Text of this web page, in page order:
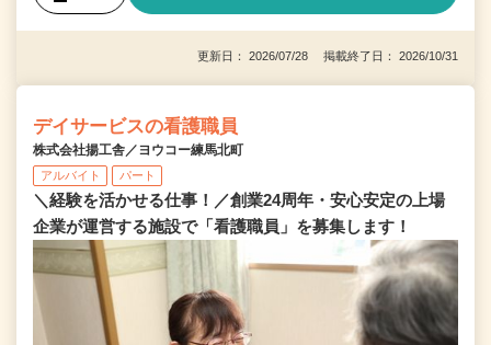
更新日： 2026/07/28 掲載終了日： 2026/10/31
デイサービスの看護職員
株式会社揚工舎／ヨウコー練馬北町
アルバイト パート
＼経験を活かせる仕事！／創業24周年・安心安定の上場
企業が運営する施設で「看護職員」を募集します！